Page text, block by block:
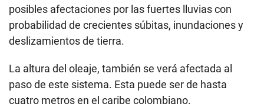
posibles afectaciones por las fuertes lluvias con
probabilidad de crecientes súbitas, inundaciones y
deslizamientos de tierra.
La altura del oleaje, también se verá afectada al
paso de este sistema. Esta puede ser de hasta
cuatro metros en el caribe colombiano.